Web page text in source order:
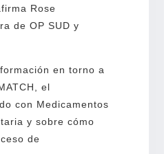
Rose
de OP SUD y
en torno a
el
con Medicamentos
y sobre cómo
de